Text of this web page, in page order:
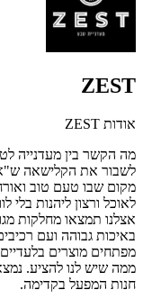
ZEST
אודות ZEST
מה הקשר בין מעדנייה
לשבור את הקלישאה
מקום שבו טעם טוב
לאוכל ורצון ליהנות
אצלנו תמצאו מחלקות
באיכות גבוהה ועם
מפתחים מוצרים בלעדיים
ממה שיש לנו להציע.
חנות המפעל בקדימה.